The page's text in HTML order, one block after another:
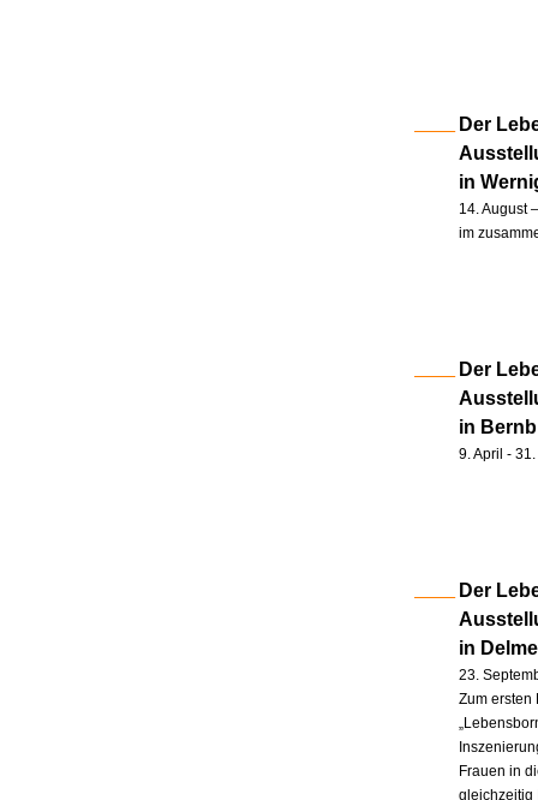
Der
in
14. August
im
Der
in
9. April -
Der
in
23.
Zum ersten
Frauen in
gleichzeitig